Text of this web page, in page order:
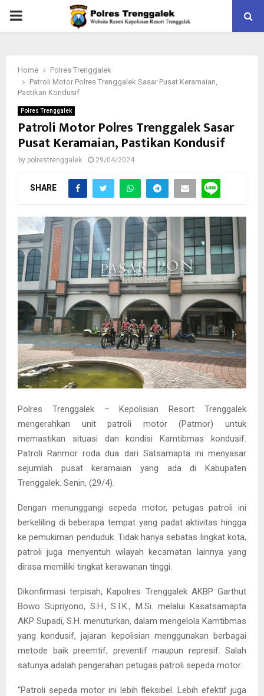
PRIMARY
Home
Polres Trenggalek
Patroli Motor Polres Trenggalek Sasar Pusat Keramaian,
Pastikan Kondusif
Polres Trenggalek
Patroli Motor Polres Trenggalek Sasar
Pusat Keramaian, Pastikan Kondusif
by polrestrenggalek 29/04/2024
SHARE
Polres Trenggalek – Kepolisian Resort Trenggalek
mengerahkan unit patroli motor (Patmor) untuk
memastikan situasi dan kondisi Kamtibmas kondusif.
Patroli Ranmor roda dua dari Satsamapta ini menyasar
sejumlah pusat keramaian yang ada di Kabupaten
Trenggalek. Senin, (29/4).
Dengan menunggangi sepeda motor, petugas patroli ini
berkeliling di beberapa tempat yang padat aktivitas hingga
ke pemukiman penduduk. Tidak hanya sebatas lingkat kota,
patroli juga menyentuh wilayah kecamatan lainnya yang
dirasa memiliki tingkat kerawanan tinggi.
Dikonfirmasi terpisah, Kapolres Trenggalek AKBP Garthut
Bowo Supriyono, S.H., S.I.K., M.Si. melalui Kasatsamapta
AKP Supadi, S.H. menuturkan, dalam mengelola Kamtibmas
yang kondusif, jajaran kepolisian menggunakan berbagai
metode baik preemtif, preventif maupun represif. Salah
satunya adalah pengerahan petugas patroli sepeda motor.
“Patroli sepeda motor ini lebih fleksibel. Lebih efektif juga